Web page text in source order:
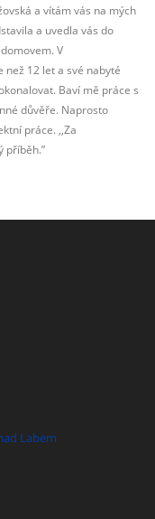
a vítám vás na mých
a uvedla vás do
V
než 12 let a své nabyté
Baví mě práce s
důvěře. Naprosto
práce. ,,Za
příběh.”
Labem